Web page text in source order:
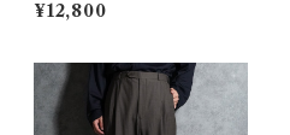
ers Made in USA ウェッジ&
製 103
¥12,800